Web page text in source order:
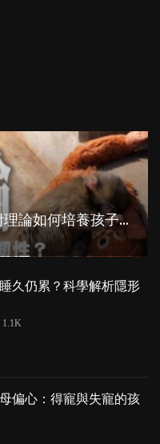
從
小獼猴Panchi 看：依附理論如何培養孩子心理韌性？
久仍累？科學解析隱形
1.1K
偏心：得寵與失寵的孩